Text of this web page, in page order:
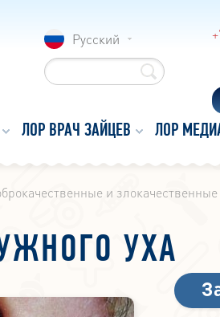
Русский
ЛОР ВРАЧ ЗАЙЦЕВ ЛОР
и
УХА